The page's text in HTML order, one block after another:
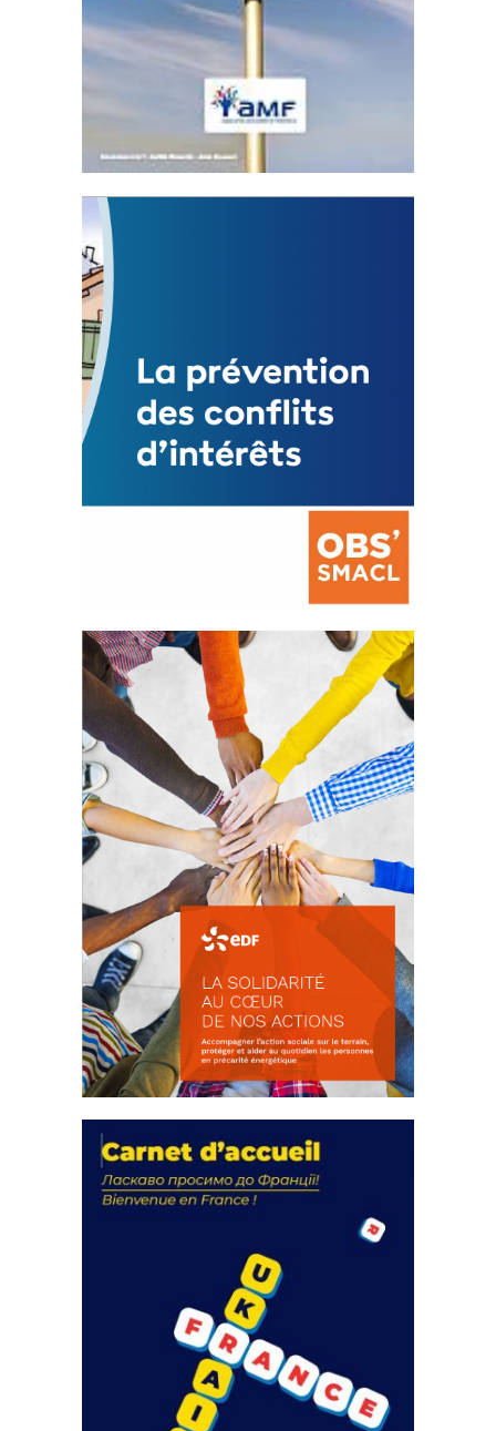
Statut de l’élu local
3 avril 2024
Mise à jour avril 2024
FEUILLETER
La prévention des conflits
d’intérêts
18 septembre 2023
FEUILLETER
La solidarité au coeur de nos
actions
18 septembre 2023
FEUILLETER